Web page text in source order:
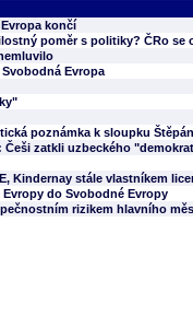
končí
poměr s politiky? ČRo se
Evropa
poznámka k sloupku
zatkli uzbeckého
Kindernay stále vlastníkem
do Svobodné Evropy
rizikem hlavního